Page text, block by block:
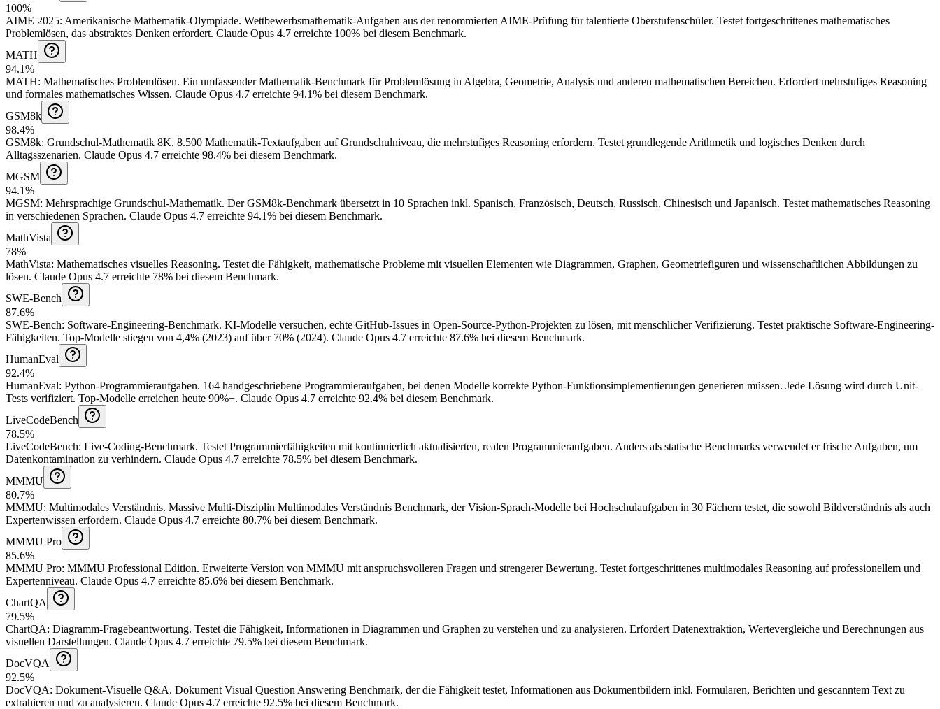
100%
AIME 2025: Amerikanische Mathematik-Olympiade. Wettbewerbsmathematik-Aufgaben aus der renommierten AIME-Prüfung für talentierte Oberstufenschüler. Testet fortgeschrittenes mathematisches
Problemlösen, das abstraktes Denken erfordert. Claude Opus 4.7 erreichte 100% bei diesem Benchmark.
MATH
94.1%
MATH: Mathematisches Problemlösen. Ein umfassender Mathematik-Benchmark für Problemlösung in Algebra, Geometrie, Analysis und anderen mathematischen Bereichen. Erfordert mehrstufiges Reasoning
und formales mathematisches Wissen. Claude Opus 4.7 erreichte 94.1% bei diesem Benchmark.
GSM8k
98.4%
GSM8k: Grundschul-Mathematik 8K. 8.500 Mathematik-Textaufgaben auf Grundschulniveau, die mehrstufiges Reasoning erfordern. Testet grundlegende Arithmetik und logisches Denken durch
Alltagsszenarien. Claude Opus 4.7 erreichte 98.4% bei diesem Benchmark.
MGSM
94.1%
MGSM: Mehrsprachige Grundschul-Mathematik. Der GSM8k-Benchmark übersetzt in 10 Sprachen inkl. Spanisch, Französisch, Deutsch, Russisch, Chinesisch und Japanisch. Testet mathematisches Reasoning
in verschiedenen Sprachen. Claude Opus 4.7 erreichte 94.1% bei diesem Benchmark.
MathVista
78%
MathVista: Mathematisches visuelles Reasoning. Testet die Fähigkeit, mathematische Probleme mit visuellen Elementen wie Diagrammen, Graphen, Geometriefiguren und wissenschaftlichen Abbildungen zu
lösen. Claude Opus 4.7 erreichte 78% bei diesem Benchmark.
SWE-Bench
87.6%
SWE-Bench: Software-Engineering-Benchmark. KI-Modelle versuchen, echte GitHub-Issues in Open-Source-Python-Projekten zu lösen, mit menschlicher Verifizierung. Testet praktische Software-Engineering-
Fähigkeiten. Top-Modelle stiegen von 4,4% (2023) auf über 70% (2024). Claude Opus 4.7 erreichte 87.6% bei diesem Benchmark.
HumanEval
92.4%
HumanEval: Python-Programmieraufgaben. 164 handgeschriebene Programmieraufgaben, bei denen Modelle korrekte Python-Funktionsimplementierungen generieren müssen. Jede Lösung wird durch Unit-
Tests verifiziert. Top-Modelle erreichen heute 90%+. Claude Opus 4.7 erreichte 92.4% bei diesem Benchmark.
LiveCodeBench
78.5%
LiveCodeBench: Live-Coding-Benchmark. Testet Programmierfähigkeiten mit kontinuierlich aktualisierten, realen Programmieraufgaben. Anders als statische Benchmarks verwendet er frische Aufgaben, um
Datenkontamination zu verhindern. Claude Opus 4.7 erreichte 78.5% bei diesem Benchmark.
MMMU
80.7%
MMMU: Multimodales Verständnis. Massive Multi-Disziplin Multimodales Verständnis Benchmark, der Vision-Sprach-Modelle bei Hochschulaufgaben in 30 Fächern testet, die sowohl Bildverständnis als auch
Expertenwissen erfordern. Claude Opus 4.7 erreichte 80.7% bei diesem Benchmark.
MMMU Pro
85.6%
MMMU Pro: MMMU Professional Edition. Erweiterte Version von MMMU mit anspruchsvolleren Fragen und strengerer Bewertung. Testet fortgeschrittenes multimodales Reasoning auf professionellem und
Expertenniveau. Claude Opus 4.7 erreichte 85.6% bei diesem Benchmark.
ChartQA
79.5%
ChartQA: Diagramm-Fragebeantwortung. Testet die Fähigkeit, Informationen in Diagrammen und Graphen zu verstehen und zu analysieren. Erfordert Datenextraktion, Wertevergleiche und Berechnungen aus
visuellen Darstellungen. Claude Opus 4.7 erreichte 79.5% bei diesem Benchmark.
DocVQA
92.5%
DocVQA: Dokument-Visuelle Q&A. Dokument Visual Question Answering Benchmark, der die Fähigkeit testet, Informationen aus Dokumentbildern inkl. Formularen, Berichten und gescanntem Text zu
extrahieren und zu analysieren. Claude Opus 4.7 erreichte 92.5% bei diesem Benchmark.